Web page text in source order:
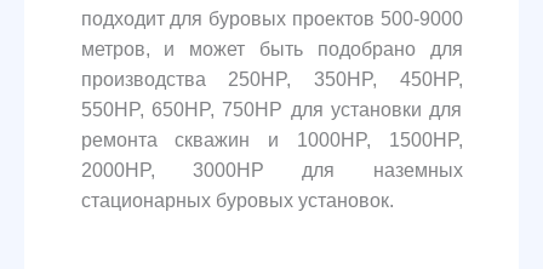
подходит для буровых проектов 500-9000
метров, и может быть подобрано для
производства 250HP, 350HP, 450HP,
550HP, 650HP, 750HP для установки для
ремонта скважин и 1000HP, 1500HP,
2000HP, 3000HP для наземных
стационарных буровых установок.